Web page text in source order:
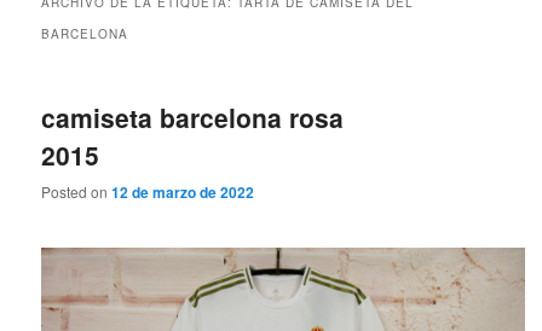
BARCELONA
camiseta barcelona rosa
2015
Posted on12 de marzo de 2022